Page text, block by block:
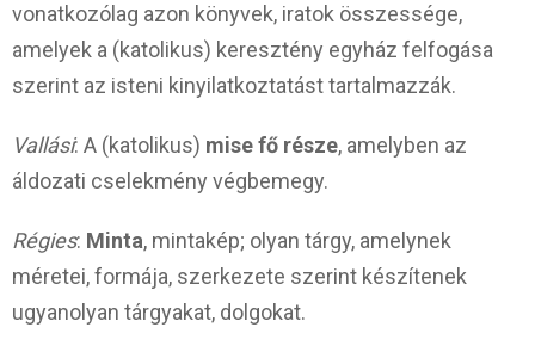
vonatkozólag azon könyvek, iratok összessége,
amelyek a (katolikus) keresztény egyház felfogása
szerint az isteni kinyilatkoztatást tartalmazzák.
Vallási: A (katolikus) mise fő része, amelyben az
áldozati cselekmény végbemegy.
Régies: Minta, mintakép; olyan tárgy, amelynek
méretei, formája, szerkezete szerint készítenek
ugyanolyan tárgyakat, dolgokat.